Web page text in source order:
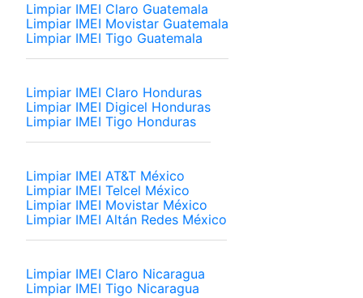
Limpiar IMEI Claro Guatemala
Limpiar IMEI Movistar Guatemala
Limpiar IMEI Tigo Guatemala
Limpiar IMEI Claro Honduras
Limpiar IMEI Digicel Honduras
Limpiar IMEI Tigo Honduras
Limpiar IMEI AT&T México
Limpiar IMEI Telcel México
Limpiar IMEI Movistar México
Limpiar IMEI Altán Redes México
Limpiar IMEI Claro Nicaragua
Limpiar IMEI Tigo Nicaragua